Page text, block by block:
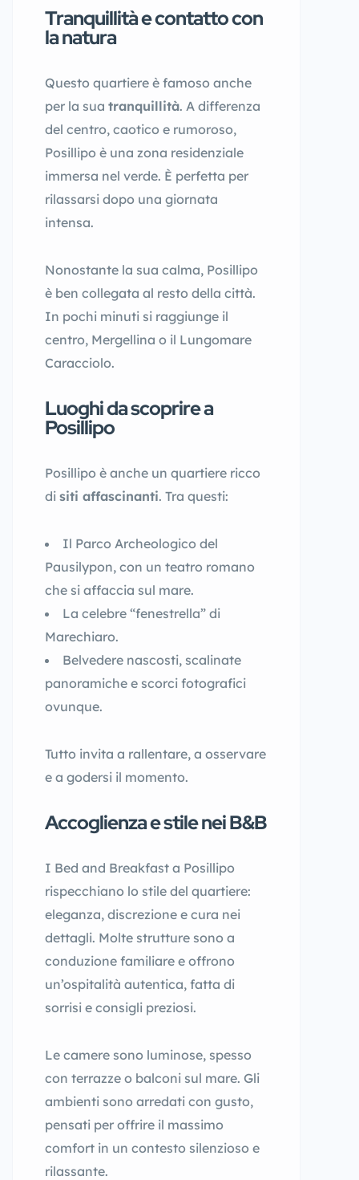
Tranquillità e contatto con
la natura
Questo quartiere è famoso anche
per la sua tranquillità. A differenza
del centro, caotico e rumoroso,
Posillipo è una zona residenziale
immersa nel verde. È perfetta per
rilassarsi dopo una giornata
intensa.
Nonostante la sua calma, Posillipo
è ben collegata al resto della città.
In pochi minuti si raggiunge il
centro, Mergellina o il Lungomare
Caracciolo.
Luoghi da scoprire a
Posillipo
Posillipo è anche un quartiere ricco
di siti affascinanti. Tra questi:
Il Parco Archeologico del
Pausilypon, con un teatro romano
che si affaccia sul mare.
La celebre “fenestrella” di
Marechiaro.
Belvedere nascosti, scalinate
panoramiche e scorci fotografici
ovunque.
Tutto invita a rallentare, a osservare
e a godersi il momento.
Accoglienza e stile nei B&B
I Bed and Breakfast a Posillipo
rispecchiano lo stile del quartiere:
eleganza, discrezione e cura nei
dettagli. Molte strutture sono a
conduzione familiare e offrono
un’ospitalità autentica, fatta di
sorrisi e consigli preziosi.
Le camere sono luminose, spesso
con terrazze o balconi sul mare. Gli
ambienti sono arredati con gusto,
pensati per offrire il massimo
comfort in un contesto silenzioso e
rilassante.